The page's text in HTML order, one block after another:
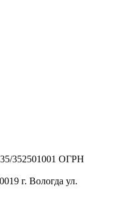
352501001 ОГРН
г. Вологда ул.